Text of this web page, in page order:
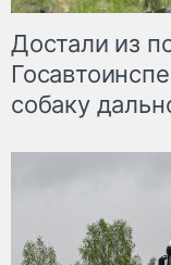
Достали из
собаку